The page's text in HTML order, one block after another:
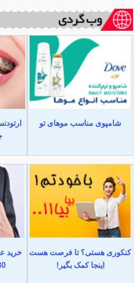
شامپوی مناسب موهای تو
کنکوری هستی؟ تا فرصت هست
اینجا کمک بگیر!
خرید
30%